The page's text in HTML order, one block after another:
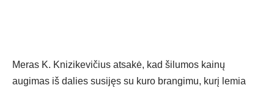
Meras K. Knizikevičius atsakė, kad šilumos kainų
augimas iš dalies susijęs su kuro brangimu, kurį lemia